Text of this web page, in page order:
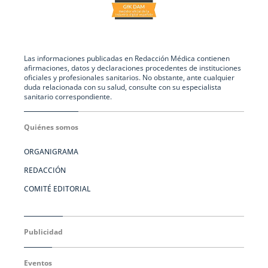
Las informaciones publicadas en Redacción Médica contienen
afirmaciones, datos y declaraciones procedentes de instituciones
oficiales y profesionales sanitarios. No obstante, ante cualquier
duda relacionada con su salud, consulte con su especialista
sanitario correspondiente.
Quiénes somos
ORGANIGRAMA
REDACCIÓN
COMITÉ EDITORIAL
Publicidad
Eventos